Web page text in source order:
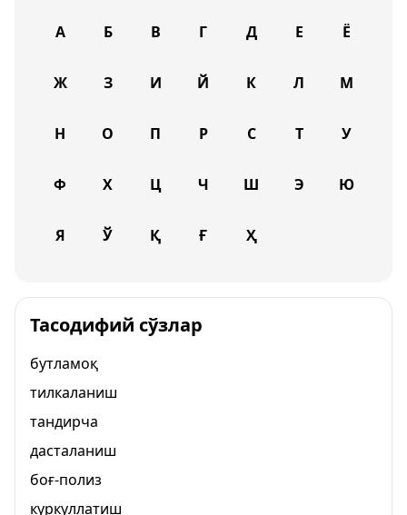
А Б В Г Д Е Ё
Ж З И Й К Л М
Н О П Р С Т У
Ф Х Ц Ч Ш Э Ю
Я Ў Қ Ғ Ҳ
Тасодифий сўзлар
бутламоқ
тилкаланиш
тандирча
дасталаниш
боғ-полиз
куркуллатиш